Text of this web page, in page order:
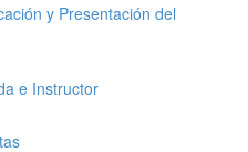
y Presentación del
e Instructor